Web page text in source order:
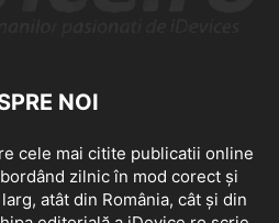
NOI
cele mai citite publicatii online
zilnic în mod corect și
atât din România, cât și din